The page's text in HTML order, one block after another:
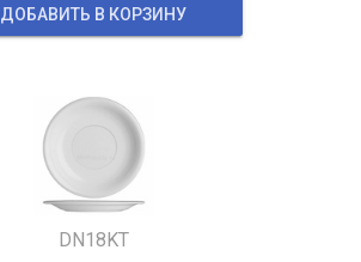
ДОБАВИТЬ В КОРЗИНУ
DN18KT